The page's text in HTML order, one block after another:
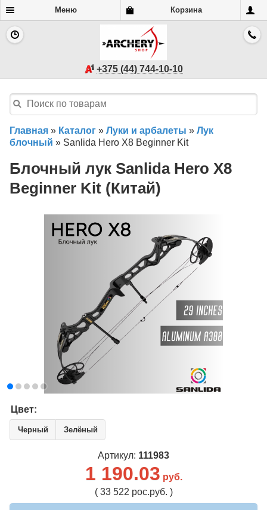
Меню Корзина
+375 (44) 744-10-10
Главная » Каталог » Луки и арбалеты » Лук
блочный » Sanlida Hero X8 Beginner Kit
Блочный лук Sanlida Hero X8
Beginner Kit (Китай)
Цвет:
Черный Зелёный
Артикул: 111983
1 190.03 руб.
( 33 522 рос.руб. )